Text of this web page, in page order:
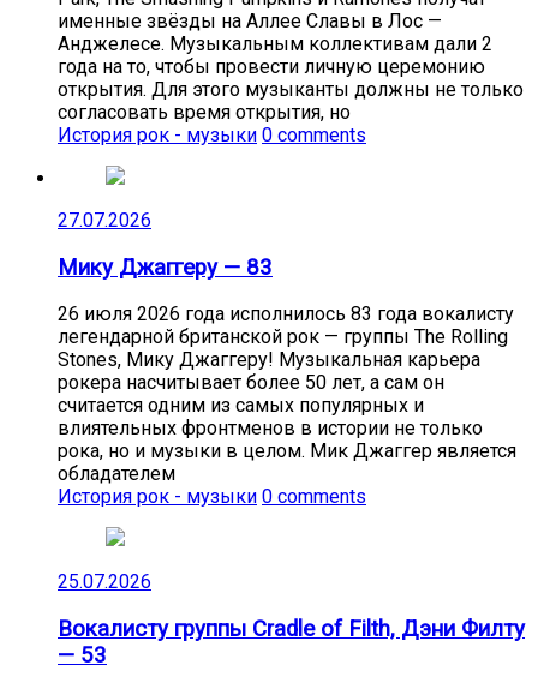
именные звёзды на Аллее Славы в Лос —
Анджелесе. Музыкальным коллективам дали 2
года на то, чтобы провести личную церемонию
открытия. Для этого музыканты должны не только
согласовать время открытия, но
История рок - музыки 0 comments
27.07.2026
Мику Джаггеру — 83
26 июля 2026 года исполнилось 83 года вокалисту
легендарной британской рок — группы The Rolling
Stones, Мику Джаггеру! Музыкальная карьера
рокера насчитывает более 50 лет, а сам он
считается одним из самых популярных и
влиятельных фронтменов в истории не только
рока, но и музыки в целом. Мик Джаггер является
обладателем
История рок - музыки 0 comments
25.07.2026
Вокалисту группы Cradle of Filth, Дэни Филту
— 53